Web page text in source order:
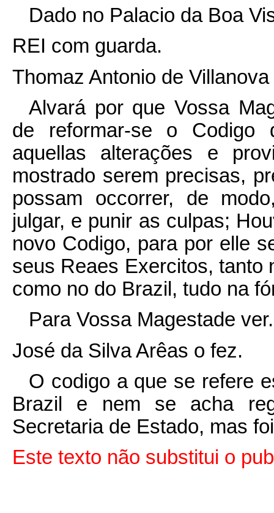
Dado no Palacio da Boa
REI com guarda.
Thomaz Antonio de
Alvará por que Vossa
de reformar-se o Codigo
aquellas alterações e
mostrado serem precisas,
possam occorrer, de
julgar, e punir as culpas;
novo Codigo, para por elle
seus Reaes Exercitos, tanto
como no do Brazil, tudo na
Para Vossa Magestade ver.
José da Silva Arêas o fez.
O codigo a que se refere
Brazil e nem se acha
Secretaria de Estado, mas
Este texto não substitui o